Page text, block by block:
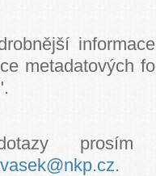
metadatových
.